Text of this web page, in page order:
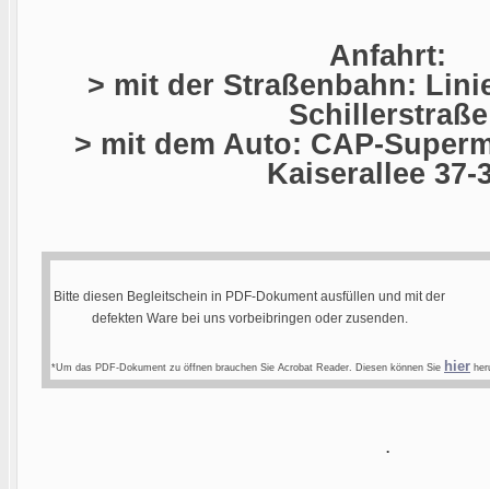
Anfahrt:
> mit der Straßenbahn:
Schillerstraße
> mit dem Auto: CAP-
Kaiserallee 37-
Bitte diesen Begleitschein in PDF-Dokument ausfüllen und mit der
defekten Ware bei uns vorbeibringen oder zusenden.
*Um das PDF-Dokument zu öffnen brauchen Sie Acrobat Reader. Diesen können Sie hier
.